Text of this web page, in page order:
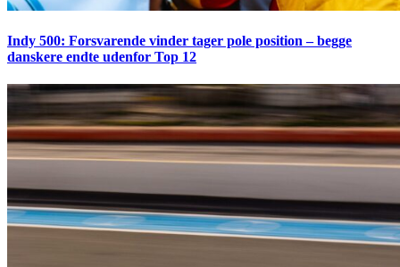
Indy 500: Forsvarende vinder tager pole position – begge
danskere endte udenfor Top 12